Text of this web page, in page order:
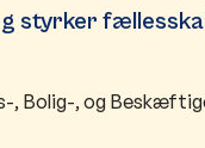
styrker
, Bolig-, og